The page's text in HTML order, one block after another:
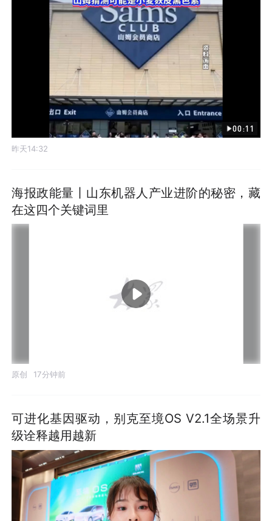
00:11
昨天14:32
海报政能量丨山东机器人产业进阶的秘密，藏
在这四个关键词里
原创 17分钟前
可进化基因驱动，别克至境OS V2.1全场景升
级诠释越用越新